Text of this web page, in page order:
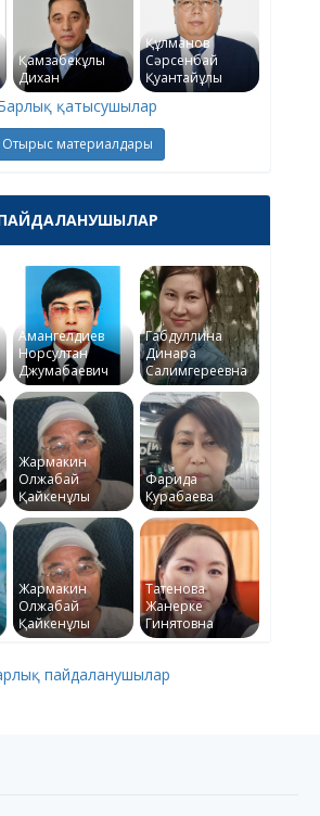
Қамзабекұлы
Дихан
Құлманов
Сәрсенбай
Қуантайұлы
қатысушылар
Отырыс материалдары
Амангелдиев
Норсултан
Джумабаевич
Габдуллина
Динара
Салимгереевна
Жармакин
Олжабай
Қайкенұлы
Фарида
Курабаева
Жармакин
Олжабай
Қайкенұлы
Татенова
Жанерке
Гинятовна
пайдаланушылар